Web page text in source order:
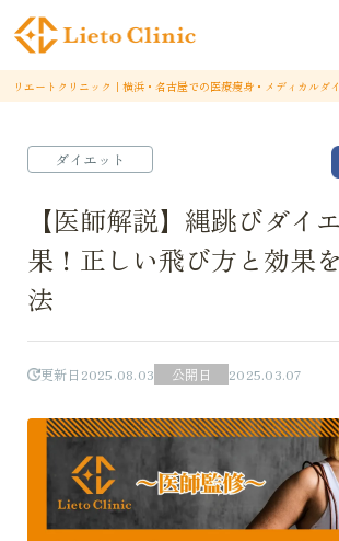
リエートクリニック｜横浜・名古屋での医療痩身・メディカルダ
ダイエット
【医師解説】縄跳びダイ
果！正しい飛び方と効果
法
更新日 2025.08.03 公開日 2025.03.07